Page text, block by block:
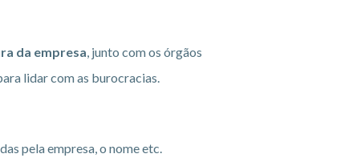
da empresa, junto com os órgãos
lidar com as burocracias.
pela empresa, o nome etc.